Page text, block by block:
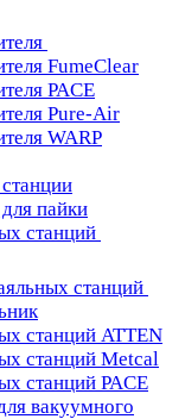
FumeClear
PACE
Pure-Air
WARP
пайки
станций
станций
станций ATTEN
станций Metcal
станций PACE
вакуумного